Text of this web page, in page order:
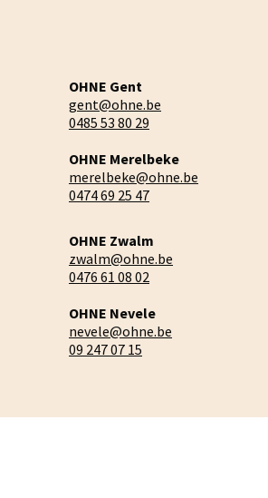
OHNE Gent
gent@ohne.be
0485 53 80 29
OHNE Merelbeke
merelbeke@ohne.be
0474 69 25 47
OHNE Zwalm
zwalm@ohne.be
0476 61 08 02
OHNE Nevele
nevele@ohne.be
09 247 07 15